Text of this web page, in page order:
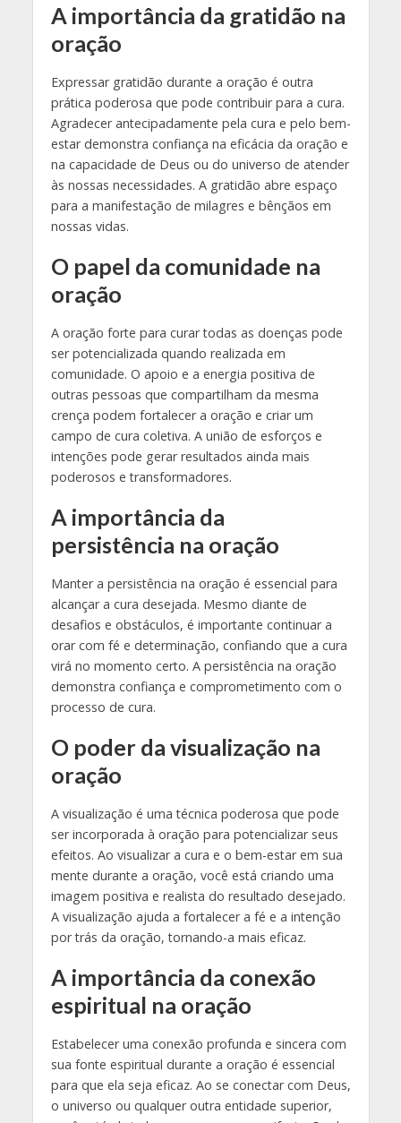
A importância da gratidão na
oração
Expressar gratidão durante a oração é outra
prática poderosa que pode contribuir para a cura.
Agradecer antecipadamente pela cura e pelo bem-
estar demonstra confiança na eficácia da oração e
na capacidade de Deus ou do universo de atender
às nossas necessidades. A gratidão abre espaço
para a manifestação de milagres e bênçãos em
nossas vidas.
O papel da comunidade na
oração
A oração forte para curar todas as doenças pode
ser potencializada quando realizada em
comunidade. O apoio e a energia positiva de
outras pessoas que compartilham da mesma
crença podem fortalecer a oração e criar um
campo de cura coletiva. A união de esforços e
intenções pode gerar resultados ainda mais
poderosos e transformadores.
A importância da
persistência na oração
Manter a persistência na oração é essencial para
alcançar a cura desejada. Mesmo diante de
desafios e obstáculos, é importante continuar a
orar com fé e determinação, confiando que a cura
virá no momento certo. A persistência na oração
demonstra confiança e comprometimento com o
processo de cura.
O poder da visualização na
oração
A visualização é uma técnica poderosa que pode
ser incorporada à oração para potencializar seus
efeitos. Ao visualizar a cura e o bem-estar em sua
mente durante a oração, você está criando uma
imagem positiva e realista do resultado desejado.
A visualização ajuda a fortalecer a fé e a intenção
por trás da oração, tornando-a mais eficaz.
A importância da conexão
espiritual na oração
Estabelecer uma conexão profunda e sincera com
sua fonte espiritual durante a oração é essencial
para que ela seja eficaz. Ao se conectar com Deus,
o universo ou qualquer outra entidade superior,